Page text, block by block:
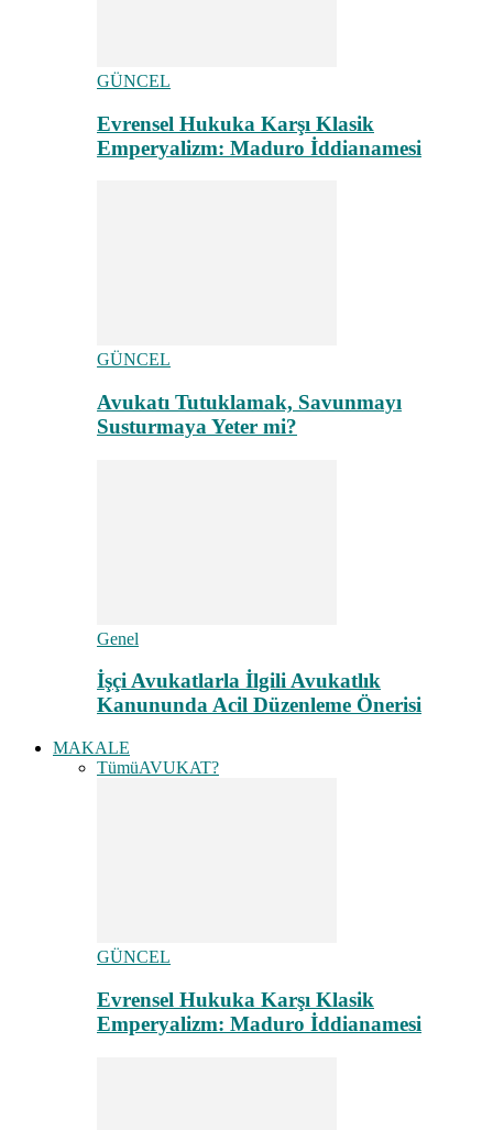
GÜNCEL
Evrensel Hukuka Karşı Klasik
Emperyalizm: Maduro İddianamesi
GÜNCEL
Avukatı Tutuklamak, Savunmayı
Susturmaya Yeter mi?
Genel
İşçi Avukatlarla İlgili Avukatlık
Kanununda Acil Düzenleme Önerisi
MAKALE
TümüAVUKAT?
GÜNCEL
Evrensel Hukuka Karşı Klasik
Emperyalizm: Maduro İddianamesi